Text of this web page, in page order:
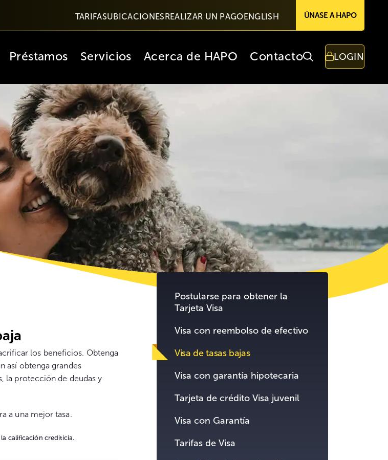
TARIFASUBICACIONES REALIZAR UN PAGO ENGLISH ÚNASE A HAPO
Préstamos Servicios Acerca de HAPO Contacto LOGIN
los beneficios. Obtenga
así obtenga grandes
la protección de deudas y
a una mejor tasa.
la calificación crediticia.
Go
to
Postularse para obtener la
Tarjeta Visa
Visa con reembolso de efectivo
Visa de tasas bajas
Visa con garantía hipotecaria
Tarjeta de crédito Visa juvenil
Visa con Garantía
Tarifas de Visa